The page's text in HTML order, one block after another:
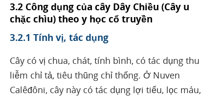
3.2 Công dụng của cây Dây Chiều (Cây u
chặc chìu) theo y học cổ truyền
3.2.1 Tính vị, tác dụng
Cây có vị chua, chát, tính bình, có tác dụng thu
liễm chỉ tả, tiêu thũng chỉ thống. Ở Nuven
Calêđôni, cây này có tác dụng lợi tiểu, lọc máu,